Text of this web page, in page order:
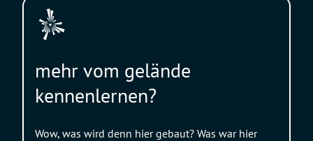
mehr vom gelände
kennenlernen?
Wow, was wird denn hier gebaut? Was war hier